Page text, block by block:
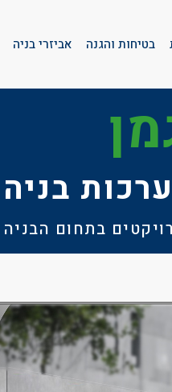
בטיחות והגנה אביזרי בניה
בתחום